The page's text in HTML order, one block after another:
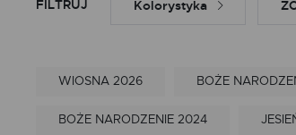
FILTRUJ Kolorystyka
WIOSNA 2026 BOŻE
BOŻE NARODZENIE 2024